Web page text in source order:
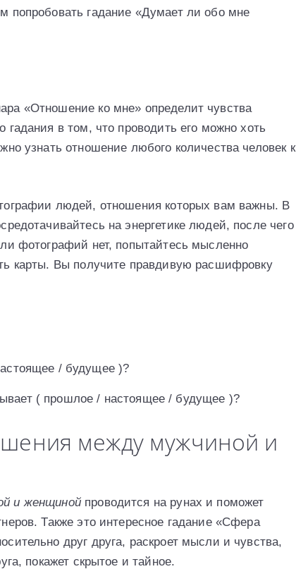
попробовать гадание «Думает ли обо мне
«Отношение ко мне» определит чувства
в том, что проводить его можно хоть
узнать отношение любого количества человек к
людей, отношения которых вам важны. В
на энергетике людей, после чего
фотографий нет, попытайтесь мысленно
карты. Вы получите правдивую расшифровку
/ будущее )?
( прошлое / настоящее / будущее )?
между мужчиной и
и женщинойпроводится на рунах и поможет
Также это интересное гадание «Сфера
друг друга, раскроет мысли и чувства,
покажет скрытое и тайное.